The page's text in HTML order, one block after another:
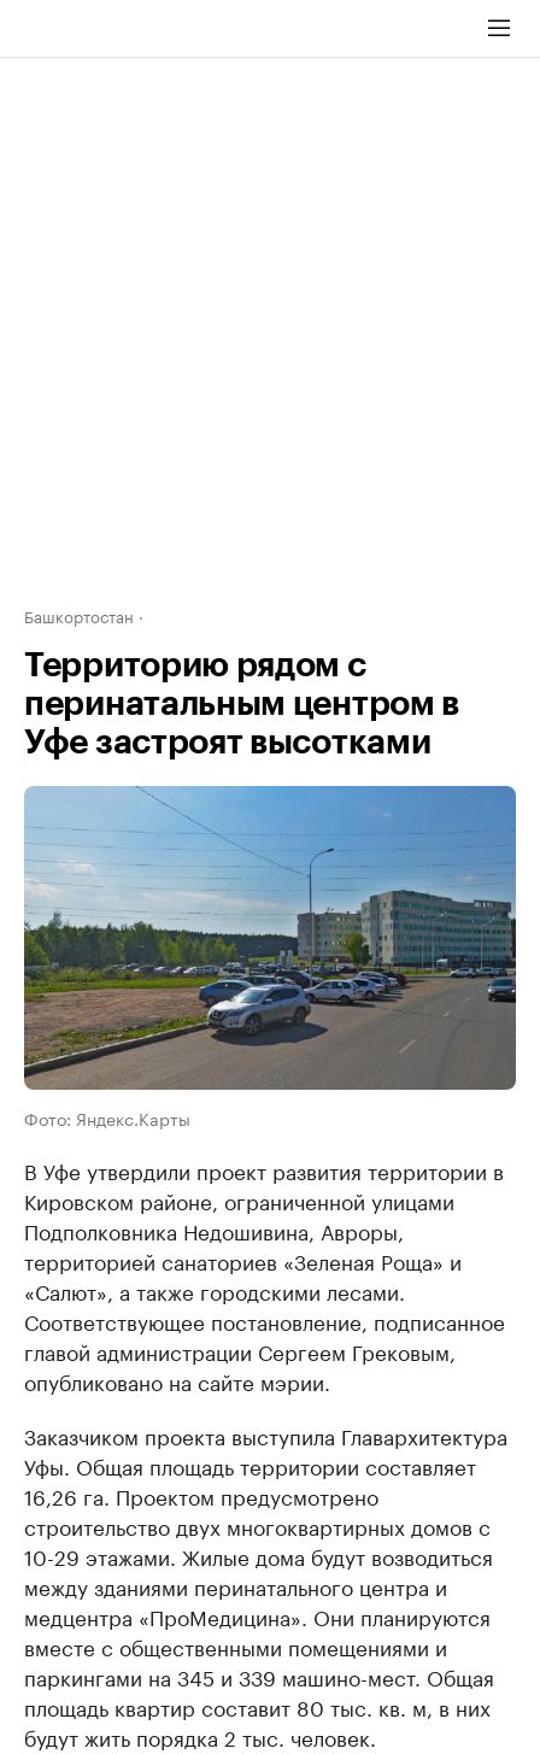
Башкортостан
Территорию рядом с
перинатальным центром в
Уфе застроят высотками
Фото: Яндекс.Карты
В Уфе утвердили проект развития территории в
Кировском районе, ограниченной улицами
Подполковника Недошивина, Авроры,
территорией санаториев «Зеленая Роща» и
«Салют», а также городскими лесами.
Соответствующее постановление, подписанное
главой администрации Сергеем Грековым,
опубликовано на сайте мэрии.
Заказчиком проекта выступила Главархитектура
Уфы. Общая площадь территории составляет
16,26 га. Проектом предусмотрено
строительство двух многоквартирных домов с
10-29 этажами. Жилые дома будут возводиться
между зданиями перинатального центра и
медцентра «ПроМедицина». Они планируются
вместе с общественными помещениями и
паркингами на 345 и 339 машино-мест. Общая
площадь квартир составит 80 тыс. кв. м, в них
будут жить порядка 2 тыс. человек.